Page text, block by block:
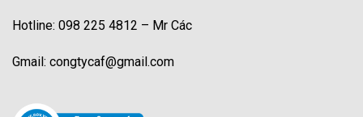
Hotline: 098 225 4812 – Mr Các
Gmail: congtycaf@gmail.com